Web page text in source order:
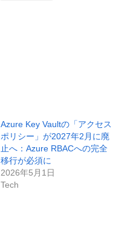
Azure Key Vaultの「アクセス
ポリシー」が2027年2月に廃
止へ：Azure RBACへの完全
移行が必須に
2026年5月1日
Tech